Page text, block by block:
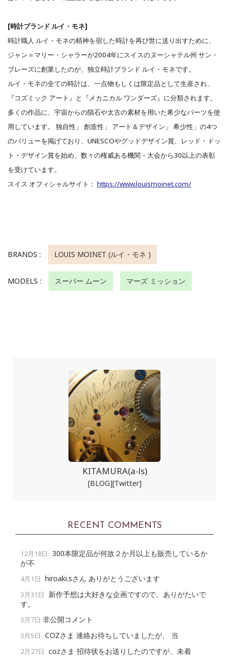
[時計ブランド ルイ・モネ]
時計職人 ルイ・モネの精神を宿した時計を再び世に送り出すために、
ジャン＝マリー・シャラーが2004年にスイスのヌーシャテル州 サン・
ブレーズに創業したのが、独立時計ブランド ルイ・モネです。
ルイ・モネの全ての時計は、一点物もしくは限定品として生産され、
『コズミック アート』と『メカニカル ワンダーズ』に分類されます。
多くの作品に、宇宙からの隕石や太古の素材を用いた希少なパーツを使
用しています。 独自性」 創造性」 アート＆デザイン」 希少性」の4つ
のバリューを掲げており、UNESCOやグッドデザイン賞、レッド・ドッ
ト・デザイン賞を始め、数々の権威ある機関・大会から30以上の表彰
を受けています。
スイス オフィシャルサイト： https://www.louismoinet.com/
BRANDS : LOUIS MOINET (ルイ・モネ )
MODELS : スーパー ムーン マーズ ミッション
KITAMURA(a-ls)
[BLOG][Twitter]
RECENT COMMENTS
12月18日 300本限定品が何故２か月以上も販売しているか
が不
4月1日 hiroaki.sさん ありがとうございます
3月31日
新作予想は大好きな企画ですので、ありがたいで
す。
3月7日 非公開コメント
3月5日 COZさま 連絡お待ちしていましたが、 当
2月27日 cozさま 招待状をお送りしたのですが、未着